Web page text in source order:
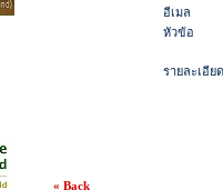
อีเมล
หัวข้อ
รายละเอียด
« Back